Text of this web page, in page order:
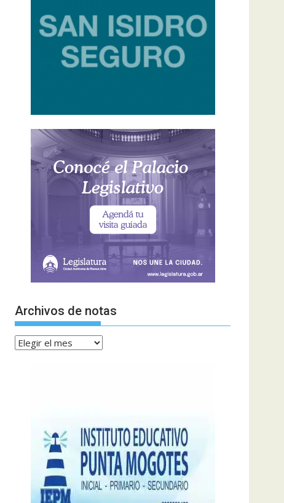
Archivos de notas
Archivos